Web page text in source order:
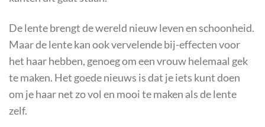
De lente brengt de wereld nieuw leven en schoonheid.
Maar de lente kan ook vervelende bij-effecten voor
het haar hebben, genoeg om een vrouw helemaal gek
te maken. Het goede nieuws is dat je iets kunt doen
om je haar net zo vol en mooi te maken als de lente
zelf.